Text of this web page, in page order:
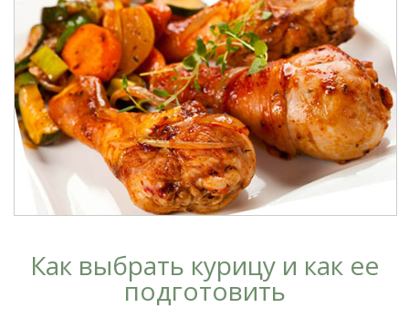
Как выбрать курицу и как ее
подготовить